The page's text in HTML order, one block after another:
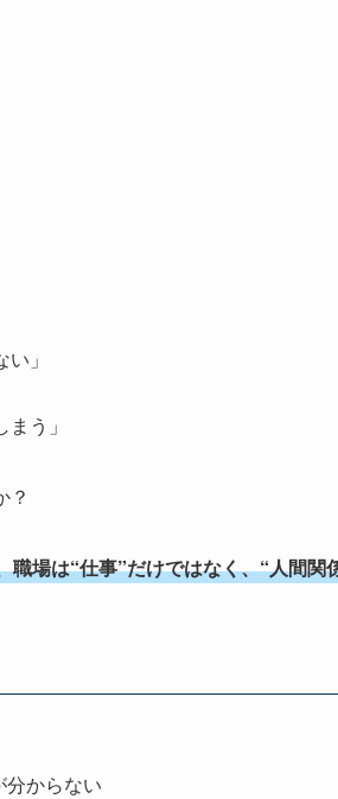
」
う」
？
職場は“仕事”だけではなく、“人間
からない